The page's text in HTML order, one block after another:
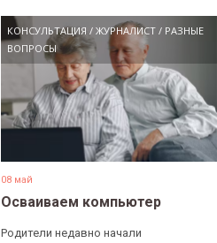
КОНСУЛЬТАЦИЯ /ЖУРНАЛИСТ / РАЗНЫЕ
ВОПРОСЫ
08 май
Осваиваем компьютер
Родители недавно начали